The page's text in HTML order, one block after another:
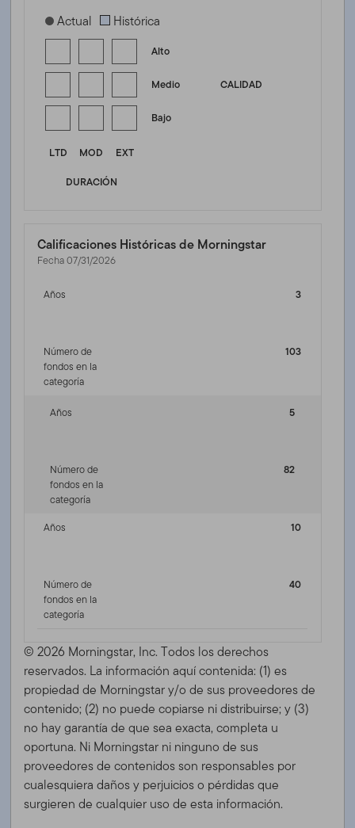
[products.morningstar-stylebox-title-sr-fixed]
Actual Histórica
Alto
CALIDAD
Medio
Bajo
LTD MOD
EXT
DURACIÓN
Calificaciones Históricas de Morningstar
Fecha 07/31/2026
Años 3
Número de
fondos en la
categoría
103
Años 5
Número de
fondos en la
categoría
82
Años 10
Número de
fondos en la
categoría
40
© 2026 Morningstar, Inc. Todos los derechos
reservados. La información aquí contenida: (1) es
propiedad de Morningstar y/o de sus proveedores de
contenido; (2) no puede copiarse ni distribuirse; y (3)
no hay garantía de que sea exacta, completa u
oportuna. Ni Morningstar ni ninguno de sus
proveedores de contenidos son responsables por
cualesquiera daños y perjuicios o pérdidas que
surgieren de cualquier uso de esta información.